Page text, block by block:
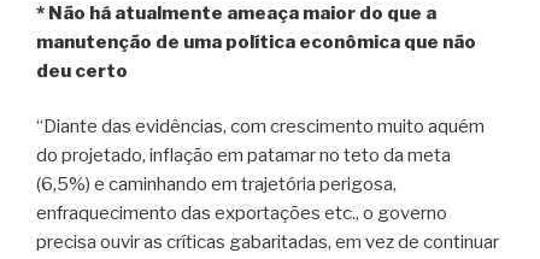
* Não há atualmente ameaça maior do que a
manutenção de uma política econômica que não
deu certo
“Diante das evidências, com crescimento muito aquém
do projetado, inflação em patamar no teto da meta
(6,5%) e caminhando em trajetória perigosa,
enfraquecimento das exportações etc., o governo
precisa ouvir as críticas gabaritadas, em vez de continuar